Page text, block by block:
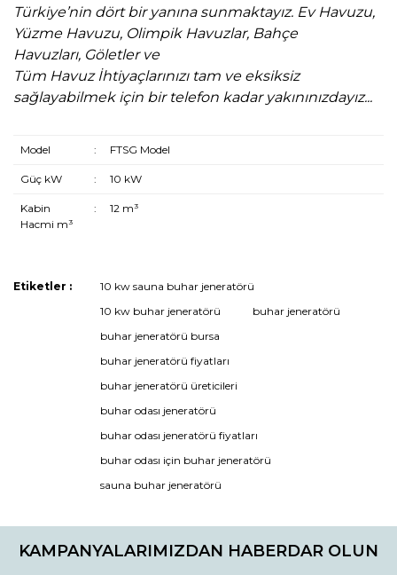
Türkiye’nin dört bir yanına sunmaktayız. Ev Havuzu,
Yüzme Havuzu, Olimpik Havuzlar, Bahçe
Havuzları, Göletler ve
Tüm Havuz İhtiyaçlarınızı tam ve eksiksiz
sağlayabilmek için bir telefon kadar yakınınızdayız...
Model : FTSG Model
Güç kW : 10 kW
Kabin
Hacmi m³
: 12 m³
Bu ürüne ilk yorumu siz yapın!
Yorum Yaz
Etiketler :
10 kw sauna buhar jeneratörü
10 kw buhar jeneratörü
buhar jeneratörü
buhar jeneratörü bursa
buhar jeneratörü fiyatları
buhar jeneratörü üreticileri
buhar odası jeneratörü
buhar odası jeneratörü fiyatları
buhar odası için buhar jeneratörü
sauna buhar jeneratörü
KAMPANYALARIMIZDAN HABERDAR OLUN